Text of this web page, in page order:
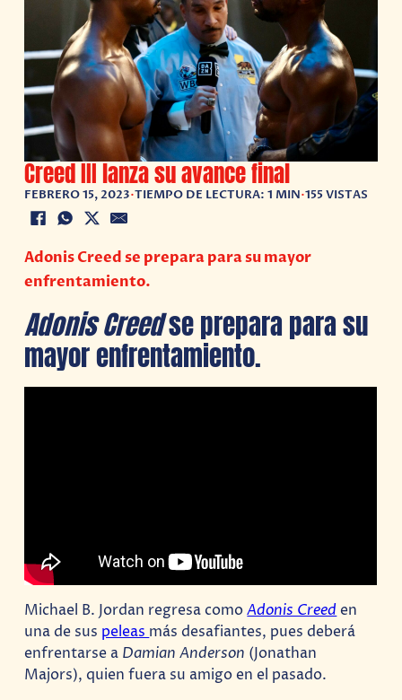
Creed III lanza su avance final
FEBRERO 15, 2023•TIEMPO DE LECTURA: 1 MIN•155 VISTAS
Adonis Creed se prepara para su mayor
enfrentamiento.
Adonis Creedse prepara para su
mayor enfrentamiento.
Michael B. Jordan regresa comoAdonis Creeden
una de sus peleas más desafiantes, pues deberá
enfrentarse a Damian Anderson (Jonathan
Majors), quien fuera su amigo en el pasado.